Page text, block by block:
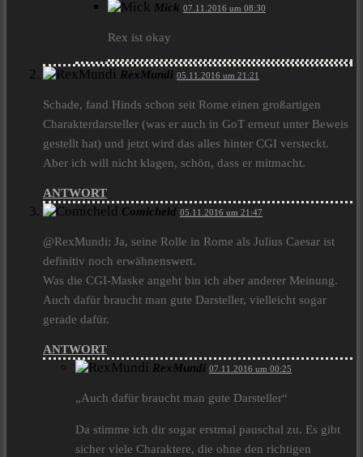
Mick 07.11.2016 um 08:30
Rex ist okay
RexMundi 05.11.2016 um 21:21
Schade, fand Hinds schon seit Rome einen großartigen
Charakterdarsteller (was er auch in GoT erneut unter Beweis
gestellt hat) und jetzt wird das alles hinter CGI versteckt.
Aber ich will nicht klagen, schön, dass er mitmacht.
ANTWORT
Comicheld 05.11.2016 um 21:47
@RexMundi: Ja, seine Rolle in Rome als Julius Caesar ist
definitiv noch erwähnenswert.
Was die CGI-Maske angeht bin ich aber anderer Meinung.
Auch dafür braucht man gute Darsteller, vielleicht sogar
gerade dafür.
ANTWORT
RexMundi 07.11.2016 um 00:25
„Auch dafür braucht man gute Darsteller“
Da stimme ich dir sogar erstmal pauschal zu. Es gibt
sicher viele Charaktere, die ohne den richtigen